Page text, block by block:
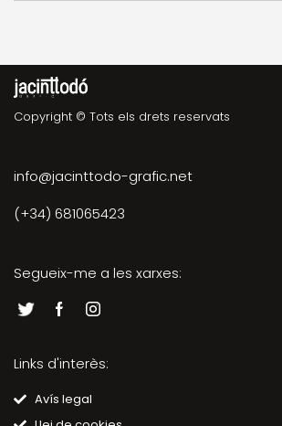
Copyright © Tots els drets reservats
info@jacinttodo-grafic.net
(+34) 681065423
Segueix-me a les xarxes:
Links d'interès:
Avís legal